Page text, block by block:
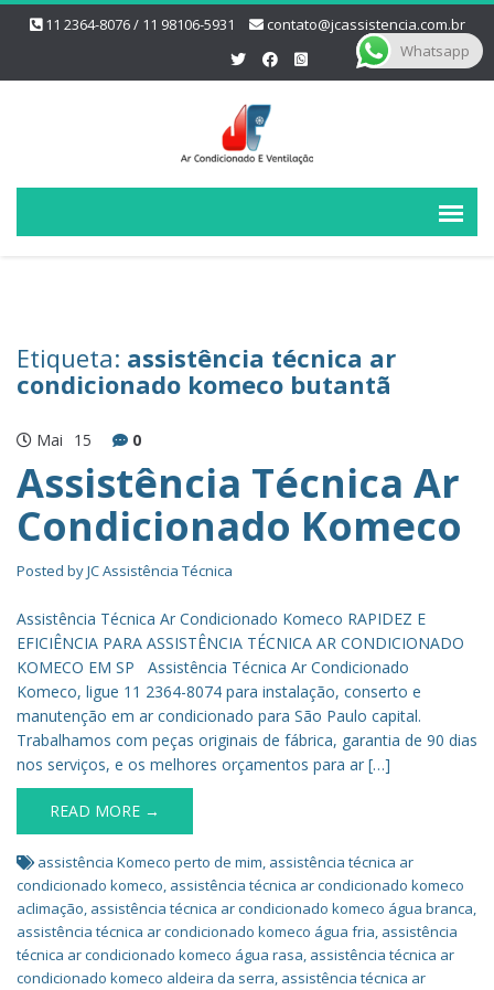
11 2364-8076 / 11 98106-5931 contato@jcassistencia.com.br
Etiqueta: assistência técnica ar
condicionado komeco butantã
Mai 15 0
Assistência Técnica Ar
Condicionado Komeco
Posted byJC Assistência Técnica
Assistência Técnica Ar Condicionado Komeco RAPIDEZ E
EFICIÊNCIA PARA ASSISTÊNCIA TÉCNICA AR CONDICIONADO
KOMECO EM SP Assistência Técnica Ar Condicionado
Komeco, ligue 11 2364-8074 para instalação, conserto e
manutenção em ar condicionado para São Paulo capital.
Trabalhamos com peças originais de fábrica, garantia de 90 dias
nos serviços, e os melhores orçamentos para ar […]
READ MORE →
assistência Komeco perto de mim, assistência técnica ar
condicionado komeco, assistência técnica ar condicionado komeco
aclimação, assistência técnica ar condicionado komeco água branca,
assistência técnica ar condicionado komeco água fria, assistência
técnica ar condicionado komeco água rasa, assistência técnica ar
condicionado komeco aldeira da serra, assistência técnica ar
Whatsapp